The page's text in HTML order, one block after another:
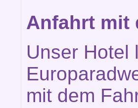
Anfahrt mit
Unser Hotel
mit dem